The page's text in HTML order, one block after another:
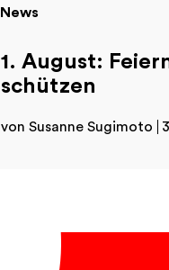
News
1. August:
schützen
von Susanne Sugimoto